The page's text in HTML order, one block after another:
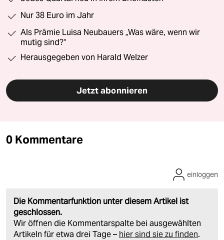
Nur 38 Euro im Jahr
Als Prämie Luisa Neubauers „Was wäre, wenn wir
mutig sind?“
Herausgegeben von Harald Welzer
Jetzt abonnieren
0 Kommentare
Die Kommentarfunktion unter diesem Artikel ist
geschlossen.
Wir öffnen die Kommentarspalte bei ausgewählten
Artikeln für etwa drei Tage – hier sind sie zu finden.
einloggen